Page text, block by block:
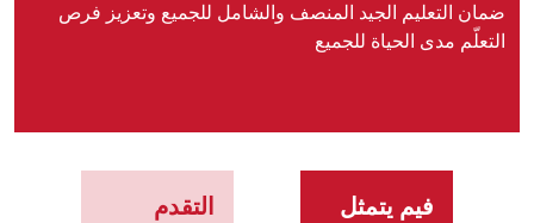
ضمان التعليم الجيد المنصف والشامل للجميع وتعزيز فرص
التعلّم مدى الحياة للجميع
فيم يتمثل
التقدم